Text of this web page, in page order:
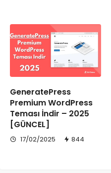
GeneratePress
Premium WordPress
Teması İndir – 2025
[GÜNCEL]
17/02/2025 844